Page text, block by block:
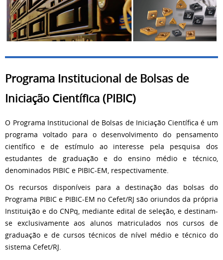
Programa Institucional de Bolsas de
Iniciação Científica (PIBIC)
O Programa Institucional de Bolsas de Iniciação Científica é um
programa voltado para o desenvolvimento do pensamento
científico e de estímulo ao interesse pela pesquisa dos
estudantes de graduação e do ensino médio e técnico,
denominados PIBIC e PIBIC-EM, respectivamente.
Os recursos disponíveis para a destinação das bolsas do
Programa PIBIC e PIBIC-EM no Cefet/RJ são oriundos da própria
Instituição e do CNPq, mediante edital de seleção, e destinam-
se exclusivamente aos alunos matriculados nos cursos de
graduação e de cursos técnicos de nível médio e técnico do
sistema Cefet/RJ.